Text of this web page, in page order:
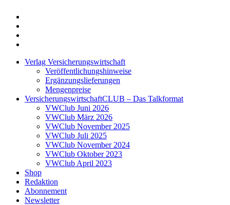
Verlag Versicherungswirtschaft
Veröffentlichungshinweise
Ergänzungslieferungen
Mengenpreise
VersicherungswirtschaftCLUB – Das Talkformat
VWClub Juni 2026
VWClub März 2026
VWClub November 2025
VWClub Juli 2025
VWClub November 2024
VWClub Oktober 2023
VWClub April 2023
Shop
Redaktion
Abonnement
Newsletter